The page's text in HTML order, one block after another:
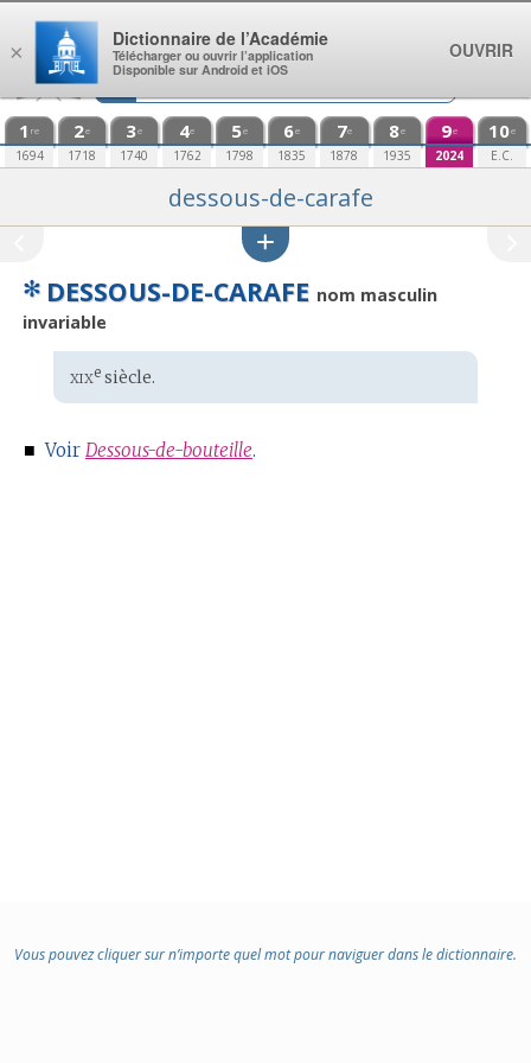
Aller au contenu
1 re
1694
2e
1718
3e
1740
4e
1762
5e
1798
6e
1835
7e
1878
8e
1935
9e
2024
10e
E.C.
dessous-de-carafe
✻ DESSOUS-DE-CARAFE nom masculin
invariable
Étymologie
:
xixesiècle.
■Voir Dessous-de-bouteille.
Vous pouvez cliquer sur n’importe quel mot pour naviguer dans le dictionnaire.
×
Dictionnaire de l’Académie
Télécharger ou ouvrir l’application
Disponible sur Android et iOS
OUVRIR